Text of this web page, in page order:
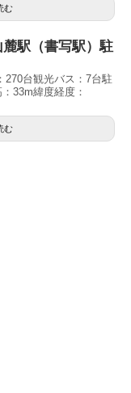
む
駅（書写駅）駐
270台観光バス：7台駐
33m緯度経度：
む